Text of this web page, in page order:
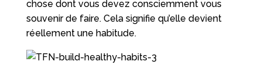
chose dont vous devez consciemment vous
souvenir de faire. Cela signifie qu’elle devient
réellement une habitude.